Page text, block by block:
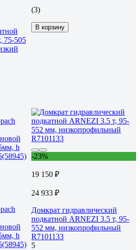
75-505
(3)
В корзину
h
-23%
19 150 ₽
24 933 ₽
Домкрат гидравлический
подкатной ARNEZI 3.5 т, 95-
552 мм, низкопрофильный
R7101133
5